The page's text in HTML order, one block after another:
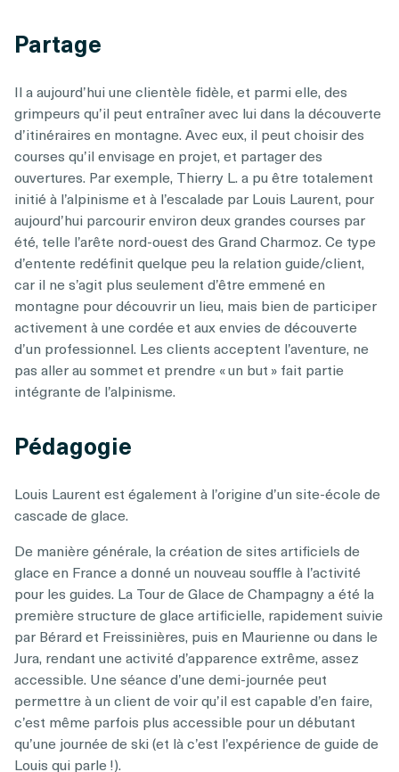
Partage
Il a aujourd’hui une clientèle fidèle, et parmi elle, des
grimpeurs qu’il peut entraîner avec lui dans la découverte
d’itinéraires en montagne. Avec eux, il peut choisir des
courses qu’il envisage en projet, et partager des
ouvertures. Par exemple, Thierry L. a pu être totalement
initié à l’alpinisme et à l’escalade par Louis Laurent, pour
aujourd’hui parcourir environ deux grandes courses par
été, telle l’arête nord-ouest des Grand Charmoz. Ce type
d’entente redéfinit quelque peu la relation guide/client,
car il ne s’agit plus seulement d’être emmené en
montagne pour découvrir un lieu, mais bien de participer
activement à une cordée et aux envies de découverte
d’un professionnel. Les clients acceptent l’aventure, ne
pas aller au sommet et prendre « un but » fait partie
intégrante de l’alpinisme.
Pédagogie
Louis Laurent est également à l’origine d’un site-école de
cascade de glace.
De manière générale, la création de sites artificiels de
glace en France a donné un nouveau souffle à l’activité
pour les guides. La Tour de Glace de Champagny a été la
première structure de glace artificielle, rapidement suivie
par Bérard et Freissinières, puis en Maurienne ou dans le
Jura, rendant une activité d’apparence extrême, assez
accessible. Une séance d’une demi-journée peut
permettre à un client de voir qu’il est capable d’en faire,
c’est même parfois plus accessible pour un débutant
qu’une journée de ski (et là c’est l’expérience de guide de
Louis qui parle !).